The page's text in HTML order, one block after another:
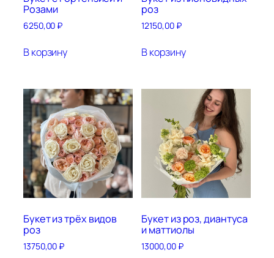
Розами
6250,00 ₽
В корзину
роз
12150,00 ₽
В корзину
Букет из трёх видов
роз
13750,00 ₽
Букет из роз, диантуса
и маттиолы
13000,00 ₽